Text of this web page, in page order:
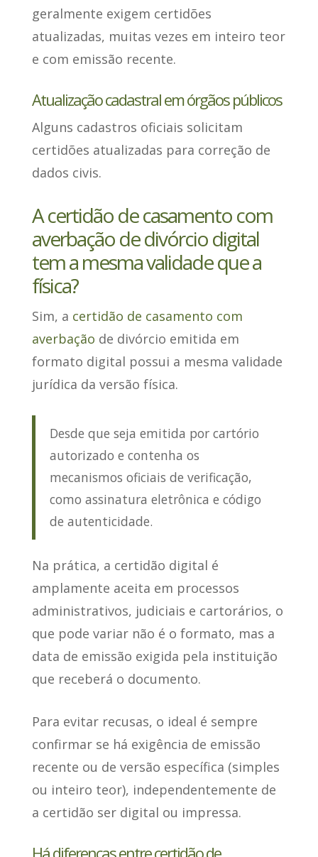
geralmente exigem certidões
atualizadas, muitas vezes em inteiro teor
e com emissão recente.
Atualização cadastral em órgãos públicos
Alguns cadastros oficiais solicitam
certidões atualizadas para correção de
dados civis.
A certidão de casamento com
averbação de divórcio digital
tem a mesma validade que a
física?
Sim, a certidão de casamento com
averbação de divórcio emitida em
formato digital possui a mesma validade
jurídica da versão física.
Desde que seja emitida por cartório
autorizado e contenha os
mecanismos oficiais de verificação,
como assinatura eletrônica e código
de autenticidade.
Na prática, a certidão digital é
amplamente aceita em processos
administrativos, judiciais e cartorários, o
que pode variar não é o formato, mas a
data de emissão exigida pela instituição
que receberá o documento.
Para evitar recusas, o ideal é sempre
confirmar se há exigência de emissão
recente ou de versão específica (simples
ou inteiro teor), independentemente de
a certidão ser digital ou impressa.
Há diferenças entre certidão de